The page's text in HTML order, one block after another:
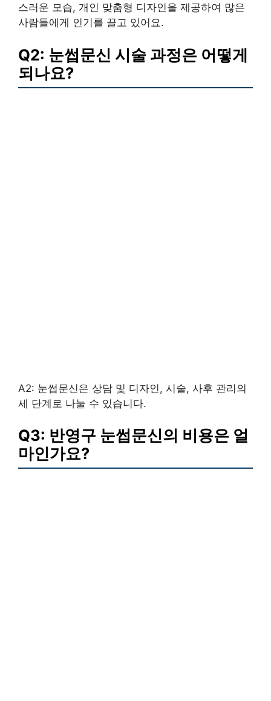
스러운 모습, 개인 맞춤형 디자인을 제공하여 많은
사람들에게 인기를 끌고 있어요.
Q2: 눈썹문신 시술 과정은 어떻게
되나요?
A2: 눈썹문신은 상담 및 디자인, 시술, 사후 관리의
세 단계로 나눌 수 있습니다.
Q3: 반영구 눈썹문신의 비용은 얼
마인가요?